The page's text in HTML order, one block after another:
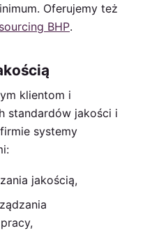
Oferujemy też
BHP.
klientom i
standardów jakości i
systemy
jakością,